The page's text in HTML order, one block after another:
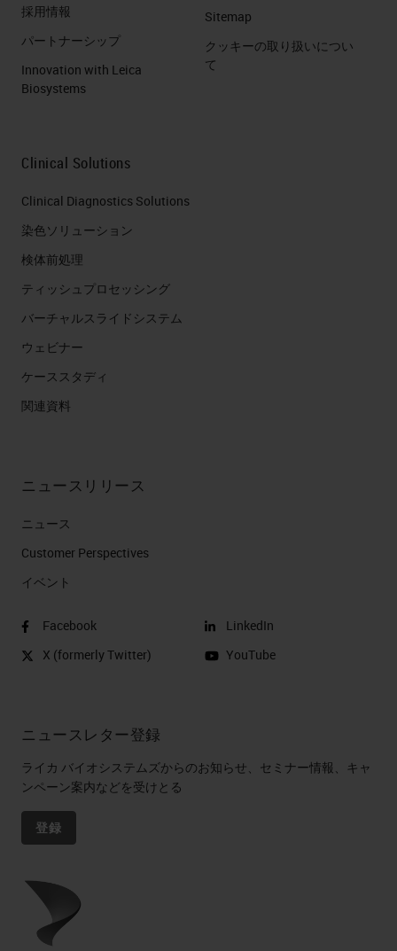
採用情報
パートナーシップ
Innovation with Leica
Biosystems
Sitemap
クッキーの取り扱いについ
て
Clinical Solutions
Clinical Diagnostics Solutions
染色ソリューション
検体前処理
ティッシュプロセッシング
バーチャルスライドシステム
ウェビナー
ケーススタディ
関連資料
ニュースリリース
ニュース
Customer Perspectives​
イベント
Facebook
X (formerly Twitter)
LinkedIn
YouTube
ニュースレター登録
ライカ バイオシステムズからのお知らせ、セミナー情報、キャ
ンペーン案内などを受けとる
登録